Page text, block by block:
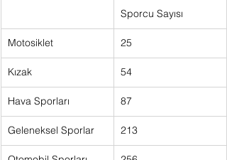
Sporcu Sayısı
Motosiklet 25
Kızak 54
Hava Sporları 87
Geleneksel Sporlar 213